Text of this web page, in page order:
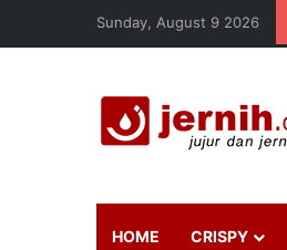
Sunday, August 9 2026
HOME CRISPY